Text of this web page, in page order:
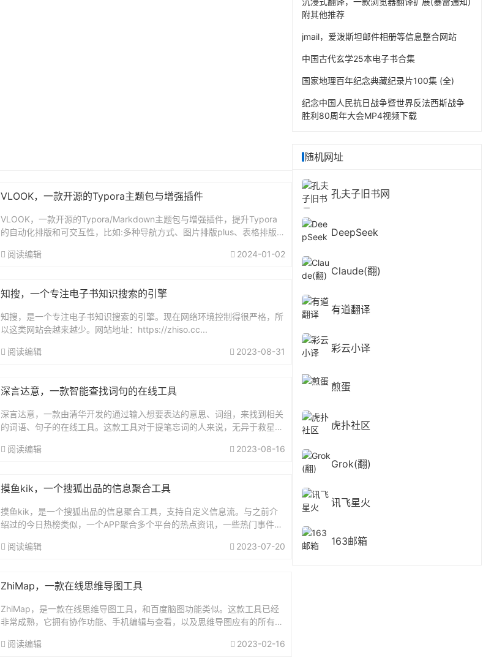
VLOOK，一款开源的Typora主题包与增强插件
VLOOK，一款开源的Typora/Markdown主题包与增强插件，提升Typora
的自动化排版和可交互性，比如:多种导航方式、图片排版plus、表格排版pl
阅读编辑
2024-01-02
知搜，一个专注电子书知识搜索的引擎
知搜，是一个专注电子书知识搜索的引擎。现在网络环境控制得很严格，所
以这类网站会越来越少。网站地址：https://zhiso.cc...
阅读编辑 2023-08-31
深言达意，一款智能查找词句的在线工具
深言达意，一款由清华开发的通过输入想要表达的意思、词组，来找到相关
的词语、句子的在线工具。这款工具对于提笔忘词的人来说，无异于救星。
阅读编辑
2023-08-16
摸鱼kik，一个搜狐出品的信息聚合工具
摸鱼kik，是一个搜狐出品的信息聚合工具，支持自定义信息流。与之前介
绍过的今日热榜类似，一个APP聚合多个平台的热点资讯，一些热门事件也
阅读编辑
2023-07-20
ZhiMap，一款在线思维导图工具
ZhiMap，是一款在线思维导图工具，和百度脑图功能类似。这款工具已经
非常成熟，它拥有协作功能、手机编辑与查看，以及思维导图应有的所有功
阅读编辑
2023-02-16
附其他推荐
jmail，爱泼斯坦邮件相册等信息整合网站
中国古代玄学25本电子书合集
国家地理百年纪念典藏纪录片100集 (全)
纪念中国人民抗日战争暨世界反法西斯战争
胜利80周年大会MP4视频下载
随机网址
孔夫子旧书网
DeepSeek
Claude(翻)
有道翻译
彩云小译
煎蛋
虎扑社区
Grok(翻)
讯飞星火
163邮箱